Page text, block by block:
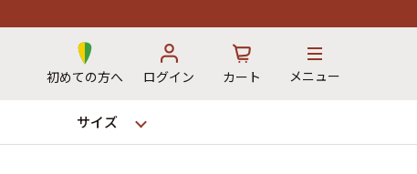
初めての方へ ログイン カート メニュー
サイズ